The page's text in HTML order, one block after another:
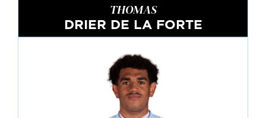
THOMAS
DRIER DE LA FORTE